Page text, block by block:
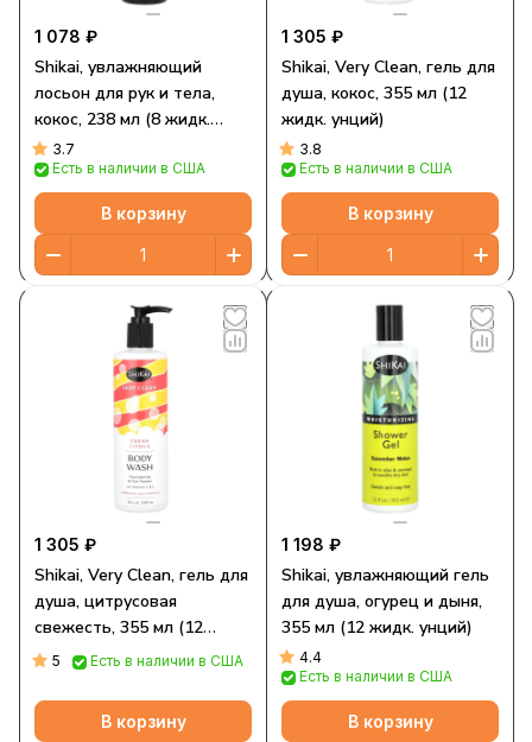
1 078 ₽
Shikai, увлажняющий
лосьон для рук и тела,
кокос, 238 мл (8 жидк.
унций)
3.7
Есть в наличии в США
В корзину
1 305 ₽
Shikai, Very Clean, гель для
душа, кокос, 355 мл (12
жидк. унций)
3.8
Есть в наличии в США
В корзину
1 305 ₽
Shikai, Very Clean, гель для
душа, цитрусовая
свежесть, 355 мл (12
жидк. унций)
5 Есть в наличии в США
В корзину
1 198 ₽
Shikai, увлажняющий гель
для душа, огурец и дыня,
355 мл (12 жидк. унций)
4.4
Есть в наличии в США
В корзину